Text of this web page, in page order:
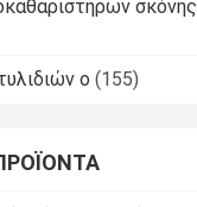
σκόνης
ο (155)